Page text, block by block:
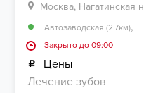
Москва, Нагатинская
Автозаводская (2.7км),
Закрыто до 09:00
Цены
Лечение зубов